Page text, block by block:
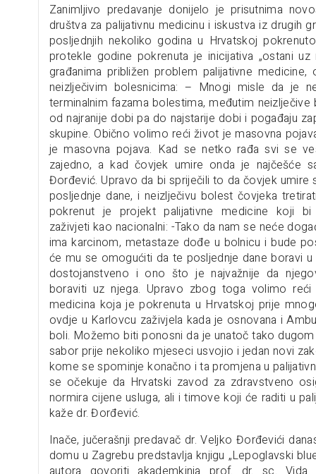
Zanimljivo predavanje donijelo je prisutnima
društva za palijativnu medicinu i iskustva iz drugih
posljednjih nekoliko godina u Hrvatskoj
protekle godine pokrenuta je inicijativa „ostani
građanima približen problem palijativne
neizlječivim bolesnicima: – Mnogi misle da je
terminalnim fazama bolestima, međutim
od najranije dobi pa do najstarije dobi i pogađaju
skupine. Obično volimo reći život je masovna
je masovna pojava. Kad se netko rađa svi se
zajedno, a kad čovjek umire onda je najčešće
Đorđević. Upravo da bi spriječili to da čovjek umire
posljednje dane, i neizlječivu bolest čovjeka
pokrenut je projekt palijativne medicine koji
zaživjeti kao nacionalni: -Tako da nam se neće
ima karcinom, metastaze dođe u bolnicu i bude
će mu se omogućiti da te posljednje dane boravi
dostojanstveno i ono što je najvažnije da
boraviti uz njega. Upravo zbog toga volimo reći
medicina koja je pokrenuta u Hrvatskoj prije
ovdje u Karlovcu zaživjela kada je osnovana i
boli. Možemo biti ponosni da je unatoč tako
sabor prije nekoliko mjeseci usvojio i jedan novi
kome se spominje konačno i ta promjena u
se očekuje da Hrvatski zavod za zdravstveno
normira cijene usluga, ali i timove koji će raditi u
kaže dr. Đorđević.
Inače, jučerašnji predavač dr. Veljko Đorđevići
domu u Zagrebu predstavlja knjigu „Lepoglavski